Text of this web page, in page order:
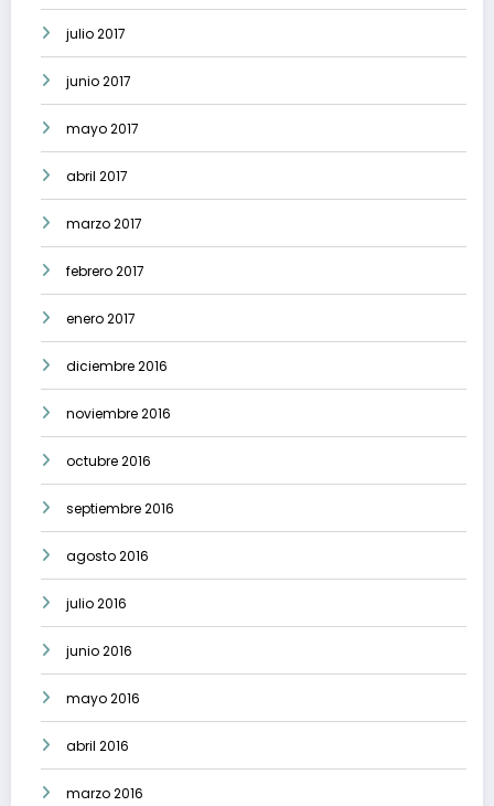
julio 2017
junio 2017
mayo 2017
abril 2017
marzo 2017
febrero 2017
enero 2017
diciembre 2016
noviembre 2016
octubre 2016
septiembre 2016
agosto 2016
julio 2016
junio 2016
mayo 2016
abril 2016
marzo 2016